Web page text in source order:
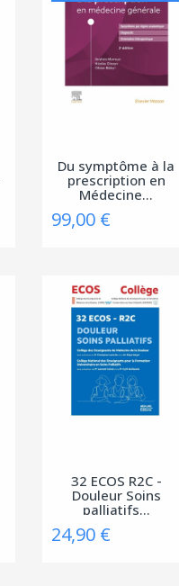
Du symptôme à la
prescription en
Médecine...
99,00 €
32 ECOS R2C -
Douleur Soins
palliatifs...
24,90 €